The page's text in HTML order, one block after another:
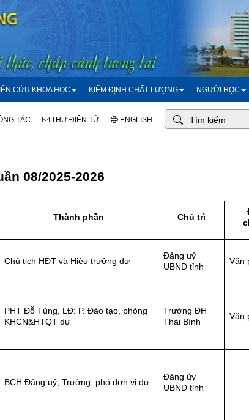
CỨU KHOA HỌC KIỂM ĐỊNH CHẤT LƯỢNG NGƯỜI HỌC
TÁC THƯ ĐIỆN TỬ ENGLISH
08/2025-2026
Thành phần Chủ trì
c
Chủ tịch HĐT và Hiệu trưởng dự
Đảng uỷ
UBND tỉnh
Văn
PHT Đỗ Tùng, LĐ: P. Đào tạo, phòng
KHCN&HTQT dự
Trường ĐH
Thái Bình
Văn
BCH Đảng uỷ, Trưởng, phó đơn vị dự
Đảng ủy
UBND tỉnh